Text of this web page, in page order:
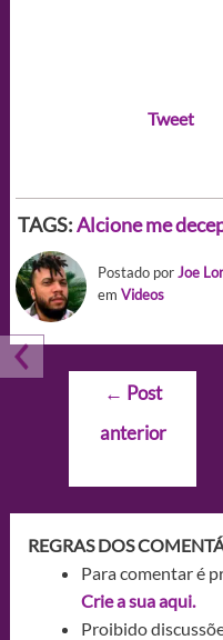
Tweet
TAGS:Alcione me
Postado porJoe
em Videos
Navegação
Post
← Post
anterior
REGRAS DOS
Para comentar é
Crie a sua aqui.
Proibido